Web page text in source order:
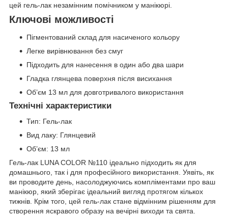
цей гель-лак незамінним помічником у манікюрі.
Ключові можливості
Пігментований склад для насиченого кольору
Легке вирівнювання без смуг
Підходить для нанесення в один або два шари
Гладка глянцева поверхня після висихання
Об’єм 13 мл для довготривалого використання
Технічні характеристики
Тип: Гель-лак
Вид лаку: Глянцевий
Об’єм: 13 мл
Гель-лак LUNA COLOR №110 ідеально підходить як для
домашнього, так і для професійного використання. Уявіть, як
ви проводите день, насолоджуючись компліментами про ваш
манікюр, який зберігає ідеальний вигляд протягом кількох
тижнів. Крім того, цей гель-лак стане відмінним рішенням для
створення яскравого образу на вечірні виходи та свята.